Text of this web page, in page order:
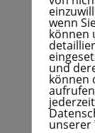
Uhrgeöffnet
Tages- und
auch
An anderen
und Brot mit
kleine
in der
wenn
können
und
können
unserer